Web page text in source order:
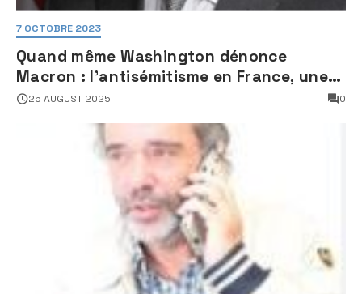
7 OCTOBRE 2023
Quand même Washington dénonce
Macron : l’antisémitisme en France, une
faillite d’État
25 AUGUST 2025 0